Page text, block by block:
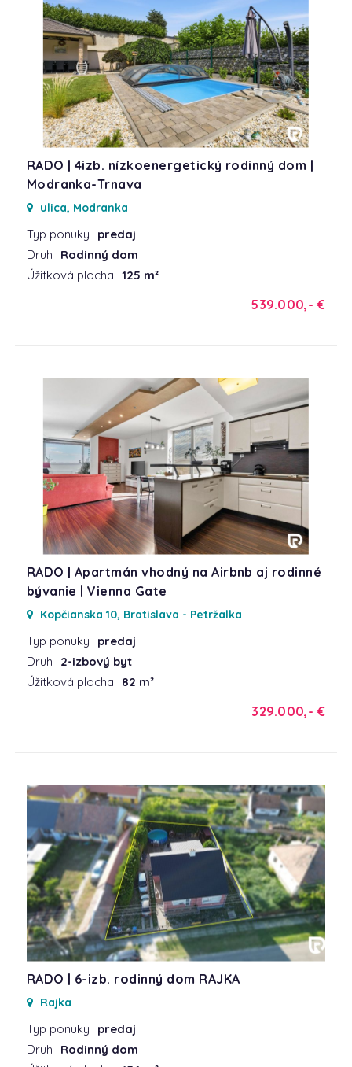
RADO | 4izb. nízkoenergetický rodinný dom |
Modranka-Trnava
ulica, Modranka
Typ ponuky
predaj
Druh
Rodinný dom
Úžitková plocha 125 m²
539.000,- €
RADO | Apartmán vhodný na Airbnb aj rodinné
bývanie | Vienna Gate
Kopčianska 10, Bratislava - Petržalka
Typ ponuky
predaj
Druh
2-izbový byt
Úžitková plocha
82 m²
329.000,- €
RADO | 6-izb. rodinný dom RAJKA
Rajka
Typ ponuky
predaj
Druh
Rodinný dom